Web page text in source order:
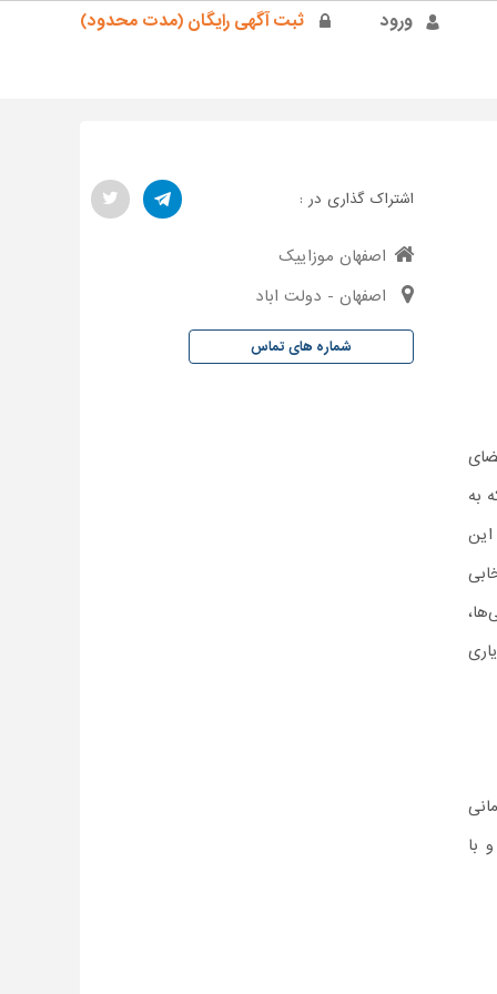
ورود ثبت آگهی رایگان (مدت محدود)
به
می‌شود و با
اشتراک گذاری در :
اصفهان موزاییک
اصفهان - دولت اباد
شماره های تماس